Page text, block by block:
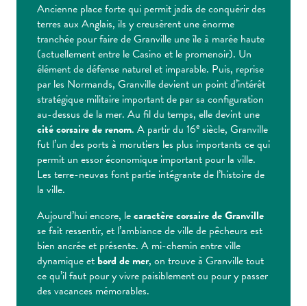
Ancienne place forte qui permit jadis de conquérir des
terres aux Anglais, ils y creusèrent une énorme
tranchée pour faire de Granville une île à marée haute
(actuellement entre le Casino et le promenoir). Un
élément de défense naturel et imparable. Puis, reprise
par les Normands, Granville devient un point d’intérêt
stratégique militaire important de par sa configuration
au-dessus de la mer. Au fil du temps, elle devint une
cité corsaire de renom. A partir du 16e siècle, Granville
fut l’un des ports à morutiers les plus importants ce qui
permit un essor économique important pour la ville.
Les terre-neuvas font partie intégrante de l’histoire de
la ville.
Aujourd’hui encore, lecaractère corsaire de Granville
se fait ressentir, et l’ambiance de ville de pêcheurs est
bien ancrée et présente. A mi-chemin entre ville
dynamique et bord de mer, on trouve à Granville tout
ce qu’il faut pour y vivre paisiblement ou pour y passer
des vacances mémorables.